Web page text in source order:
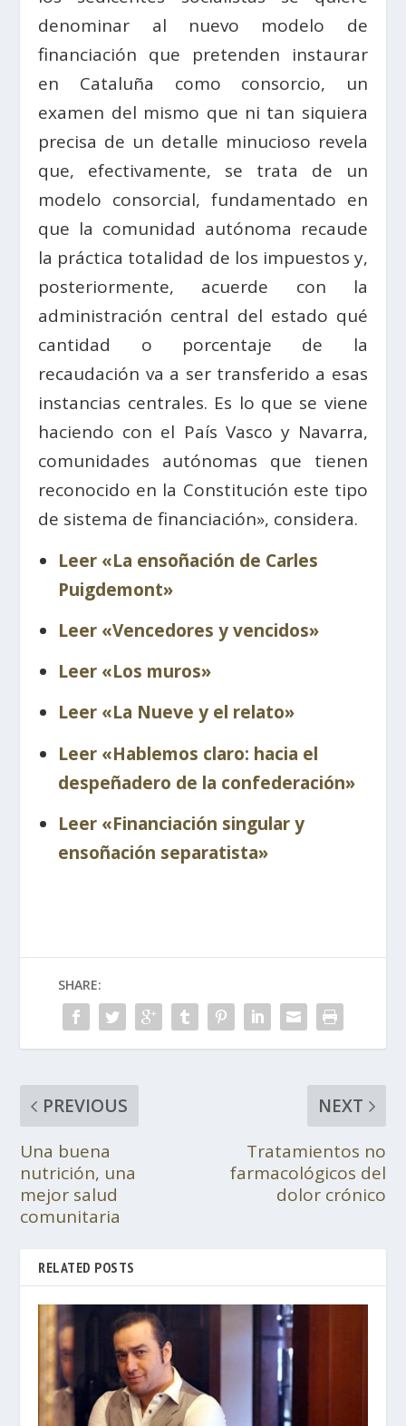
denominar al nuevo modelo de
financiación que pretenden instaurar
en Cataluña como consorcio, un
examen del mismo que ni tan siquiera
precisa de un detalle minucioso revela
que, efectivamente, se trata de un
modelo consorcial, fundamentado en
que la comunidad autónoma recaude
la práctica totalidad de los impuestos y,
posteriormente, acuerde con la
administración central del estado qué
cantidad o porcentaje de la
recaudación va a ser transferido a esas
instancias centrales. Es lo que se viene
haciendo con el País Vasco y Navarra,
comunidades autónomas que tienen
reconocido en la Constitución este tipo
de sistema de financiación», considera.
Leer «La ensoñación de Carles
Puigdemont»
Leer «Vencedores y vencidos»
Leer «Los muros»
Leer «La Nueve y el relato»
Leer «Hablemos claro: hacia el
despeñadero de la confederación»
Leer «Financiación singular y
ensoñación separatista»
SHARE:
PREVIOUS
Una buena
nutrición, una
mejor salud
comunitaria
NEXT
Tratamientos no
farmacológicos del
dolor crónico
RELATED POSTS